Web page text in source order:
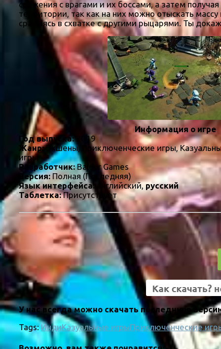
сражения с врагами и их боссами, а затем
территории, так как на них можно отыскать
сражаясь в схватке с другими рыцарями. Ты
Информация о игре
Год выпуска:2019
Жанр:Экшены, Приключенческие игры,
игры
Разработчик:Baldur Games
Версия:Полная (Последняя)
Язык интерфейса: английский, русский
Таблетка:Присутствует
У нас всегда можно скачать последнюю
Tags: ИндиКазуальные игрыПриключенческие